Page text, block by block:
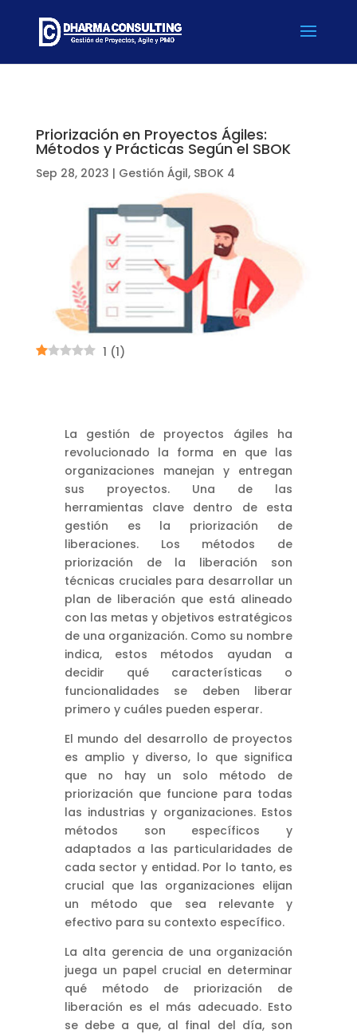
Priorización en Proyectos Ágiles:
Métodos y Prácticas Según el SBOK
Sep 28, 2023 | Gestión Ágil, SBOK 4
1 (1)
La gestión de proyectos ágiles ha
revolucionado la forma en que las
organizaciones manejan y entregan
sus proyectos. Una de las
herramientas clave dentro de esta
gestión es la priorización de
liberaciones. Los métodos de
priorización de la liberación son
técnicas cruciales para desarrollar un
plan de liberación que está alineado
con las metas y objetivos estratégicos
de una organización. Como su nombre
indica, estos métodos ayudan a
decidir qué características o
funcionalidades se deben liberar
primero y cuáles pueden esperar.
El mundo del desarrollo de proyectos
es amplio y diverso, lo que significa
que no hay un solo método de
priorización que funcione para todas
las industrias y organizaciones. Estos
métodos son específicos y
adaptados a las particularidades de
cada sector y entidad. Por lo tanto, es
crucial que las organizaciones elijan
un método que sea relevante y
efectivo para su contexto específico.
La alta gerencia de una organización
juega un papel crucial en determinar
qué método de priorización de
liberación es el más adecuado. Esto
se debe a que, al final del día, son